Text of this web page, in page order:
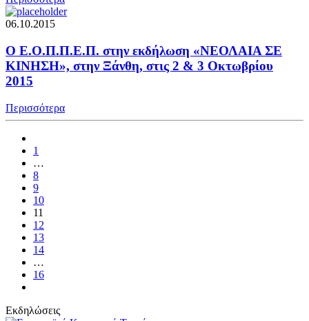
06.10.2015
O Ε.Ο.Π.Π.Ε.Π. στην εκδήλωση «ΝΕΟΛΑΙΑ ΣΕ
ΚΙΝΗΣΗ», στην Ξάνθη, στις 2 & 3 Οκτωβρίου
2015
Περισσότερα
1
…
8
9
10
11
12
13
14
…
16
Εκδηλώσεις